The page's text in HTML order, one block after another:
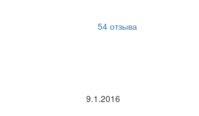
54 отзыва
9.1.2016